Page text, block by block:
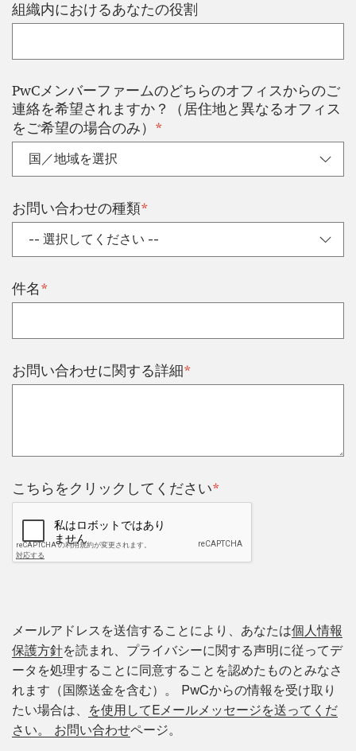
組織内におけるあなたの役割
PwCメンバーファームのどちらのオフィスからのご
連絡を希望されますか？（居住地と異なるオフィス
をご希望の場合のみ） *
お問い合わせの種類*
件名*
お問い合わせに関する詳細*
こちらをクリックしてください*
メールアドレスを送信することにより、あなたは個人情報
保護方針を読まれ、プライバシーに関する声明に従ってデ
ータを処理することに同意することを認めたものとみなさ
れます（国際送金を含む）。 PwCからの情報を受け取り
たい場合は、
を使用してEメールメッセージを送ってくだ
さい。 お問い合わせページ。